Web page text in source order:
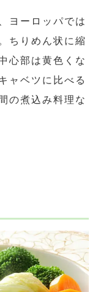
ヨーロッパでは
ちりめん状に縮
心部は黄色くな
ャベツに比べる
の煮込み料理な